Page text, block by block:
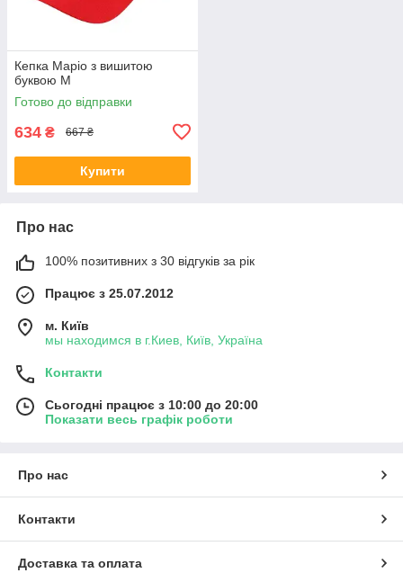
Кепка Маріо з вишитою
буквою M
Готово до відправки
634 ₴ 667 ₴
Купити
Про нас
100% позитивних з 30 відгуків за рік
Працює з 25.07.2012
м. Київ
мы находимся в г.Киев, Київ, Україна
Контакти
Сьогодні працює з 10:00 до 20:00
Показати весь графік роботи
Про нас
Контакти
Доставка та оплата